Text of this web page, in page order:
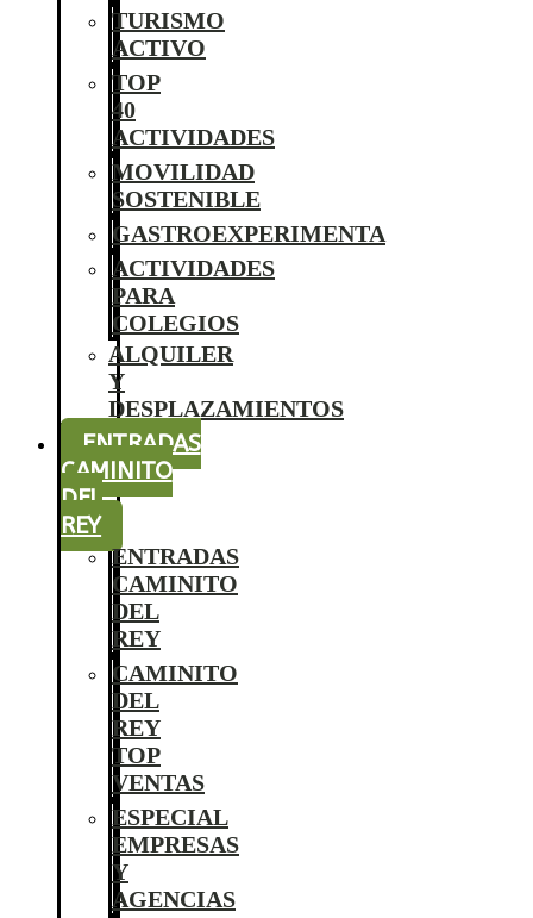
TURISMO
ACTIVO
TOP
40
ACTIVIDADES
MOVILIDAD
SOSTENIBLE
GASTROEXPERIMENTA
ACTIVIDADES
PARA
COLEGIOS
ALQUILER
Y
DESPLAZAMIENTOS
ENTRADAS
CAMINITO
DEL
REY
ENTRADAS
CAMINITO
DEL
REY
CAMINITO
DEL
REY
TOP
VENTAS
ESPECIAL
EMPRESAS
Y
AGENCIAS